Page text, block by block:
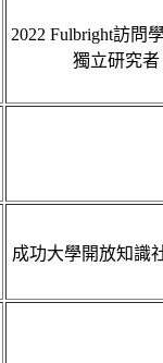
2022 Fulbright訪問
獨立研究
成功大學開放知識